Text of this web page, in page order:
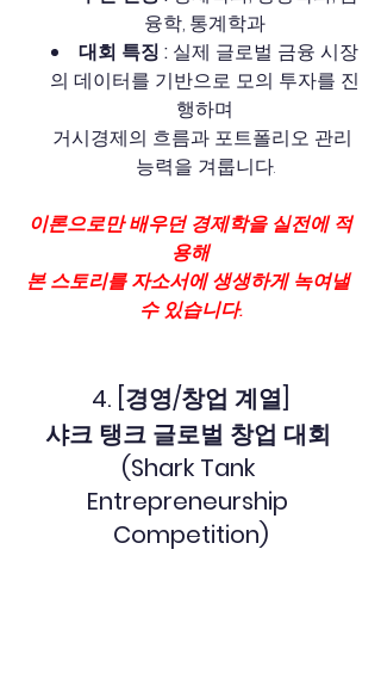
융학, 통계학과
대회 특징 : 실제 글로벌 금융 시장
의 데이터를 기반으로 모의 투자를 진
행하며
거시경제의 흐름과 포트폴리오 관리
능력을 겨룹니다.
이론으로만 배우던 경제학을 실전에 적
용해
본 스토리를 자소서에 생생하게 녹여낼
수 있습니다.
4. [경영/창업 계열]
샤크 탱크 글로벌 창업 대회
(Shark Tank
Entrepreneurship
Competition)